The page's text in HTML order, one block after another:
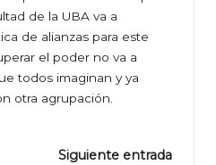
de la UBA va a
de alianzas para este
el poder no va a
todos imaginan y ya
otra agrupación.
Siguiente entrada